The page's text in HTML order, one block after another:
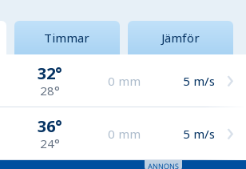
Timmar Jämför
32°
28°
0 mm 5 m/s
36°
24°
0 mm 5 m/s